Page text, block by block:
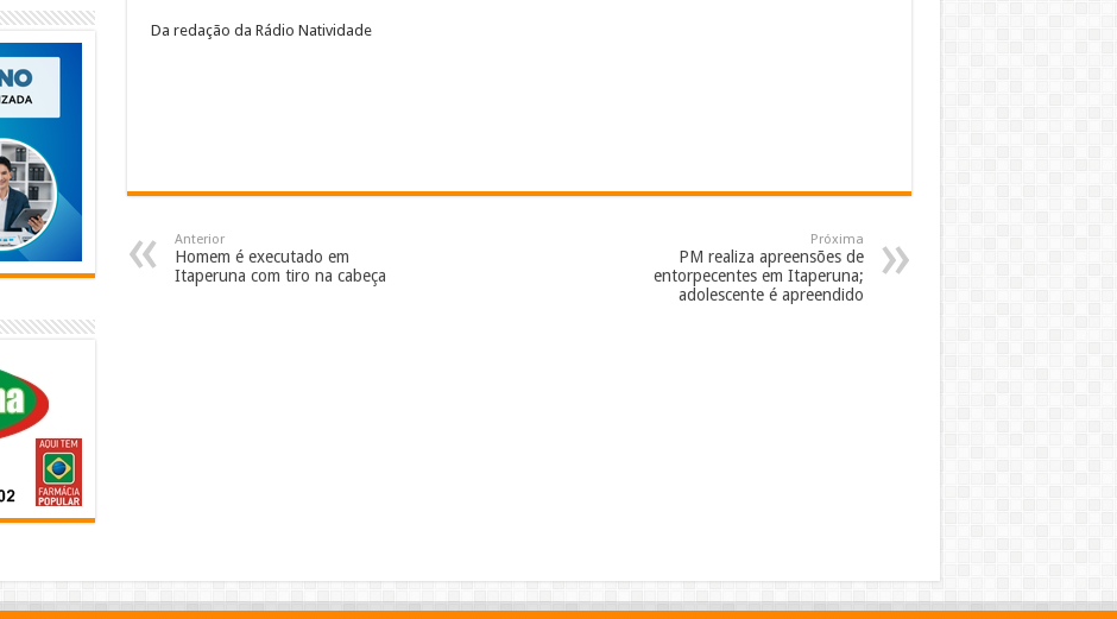
Da redação da Rádio Natividade
Anterior
Homem é executado em
Itaperuna com tiro na cabeça
Próxima
PM realiza apreensões de
entorpecentes em Itaperuna;
adolescente é apreendido